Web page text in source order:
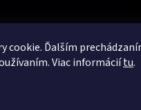
cookie. Ďalším
Viac informáciítu.